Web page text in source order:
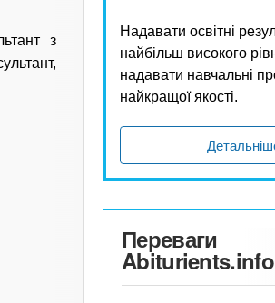
з
Надавати освітні
найбільш високого
надавати навчальні
найкращої якості.
Переваги
Abiturients.info